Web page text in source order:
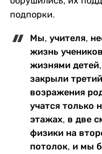
подпорки.
Мы, учителя,
жизнь
жизнями
закрыли
возражения
учатся только
этажах, в две
физики на
потолок, и мы